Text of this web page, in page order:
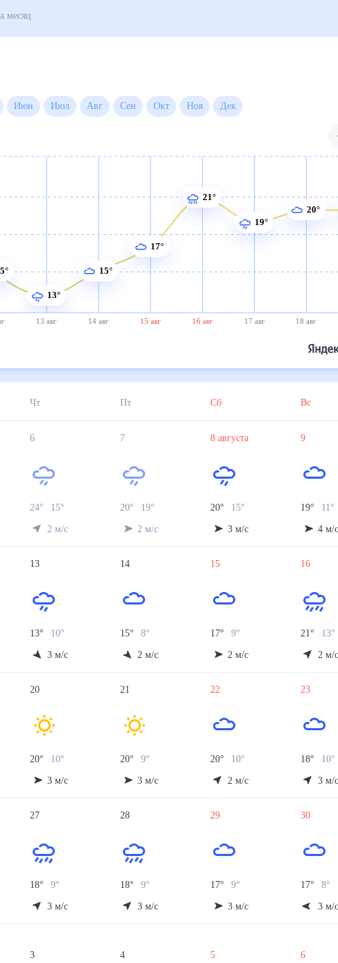
Погода на месяц
Май Июн Июл Авг Сен Окт Ноя
13 авг 14 авг 15 авг 16 авг 17 авг 18 авг
13°
15°
17°
21°
19°
20°
Чт Пт Сб Вс
6
24° 15°
2 м/с
7
20° 19°
2 м/с
8 августа
20° 15°
3 м/с
9
19° 11°
4 м/
13
13° 10°
3 м/с
14
15° 8°
2 м/с
15
17° 9°
2 м/с
16
21° 13°
2 м/
20
20° 10°
3 м/с
21
20° 9
3 м/с
22
20° 10°
2 м/с
23
18° 10°
3 м/
27
18° 9°
3 м/с
28
18° 9°
3 м/с
29
17° 9°
3 м/с
30
17° 8°
3 м/
3 4 5 6